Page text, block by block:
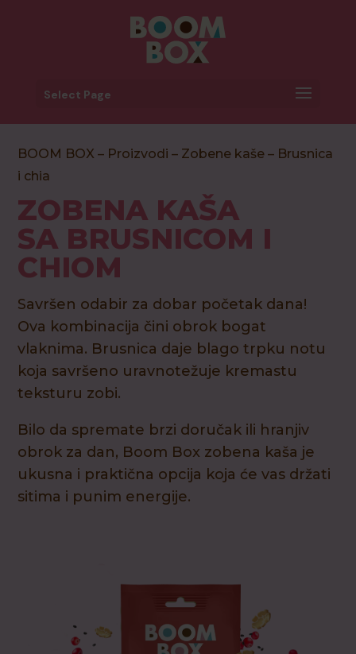
Select Page
BOOM BOX – Proizvodi – Zobene kaše – Brusnica
i chia
ZOBENA KAŠA
SA BRUSNICOM I
CHIOM
Savršen odabir za dobar početak dana!
Ova kombinacija čini obrok bogat
vlaknima. Brusnica daje blago trpku notu
koja savršeno uravnotežuje kremastu
teksturu zobi.
Bilo da spremate brzi doručak ili hranjiv
obrok za dan, Boom Box zobena kaša je
ukusna i praktična opcija koja će vas držati
sitima i punim energije.